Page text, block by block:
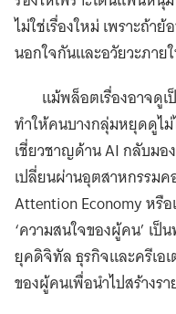
ไม่ใช่เรื่องใหม่ เพราะถ้า
นอกใจกันและอวัยวะภาย
แม้พล็อตเรื่องอาจดู
ทำให้คนบางกลุ่มหยุดดูไ
เชี่ยวชาญด้าน AI กลับม
เปลี่ยนผ่านอุตสาหกรรมค
Attention Economy หรื
‘ความสนใจของผู้คน’ เ
ยุคดิจิทัล ธุรกิจและครีเอ
ของผู้คนเพื่อนำไปสร้างร